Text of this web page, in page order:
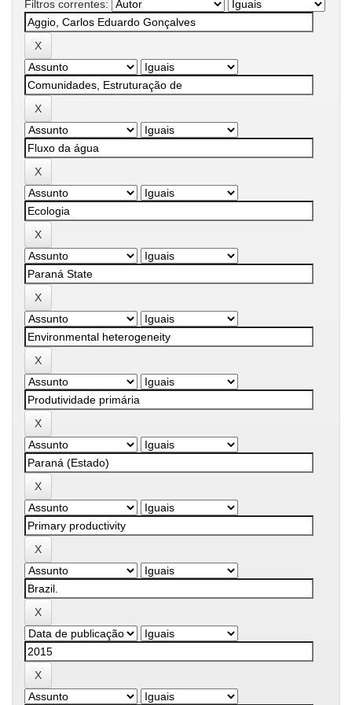
Filtros correntes: